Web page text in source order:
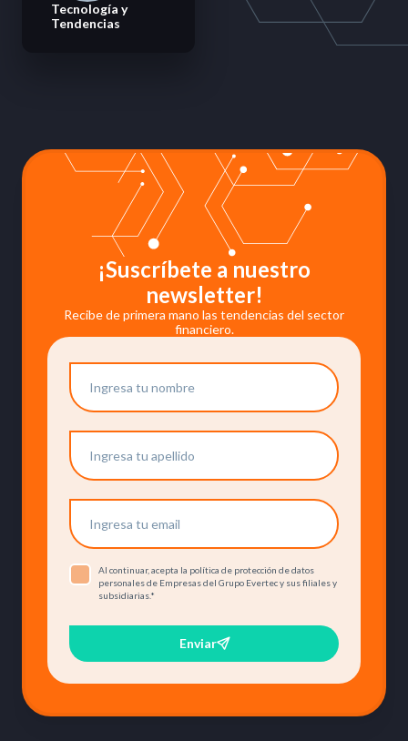
Tecnología y
Tendencias
¡Suscríbete a nuestro
newsletter!
Recibe de primera mano las tendencias del sector
financiero.
Al continuar, acepta la política de protección de datos
personales de Empresas del Grupo Evertec y sus filiales y
subsidiarias.*
Enviar